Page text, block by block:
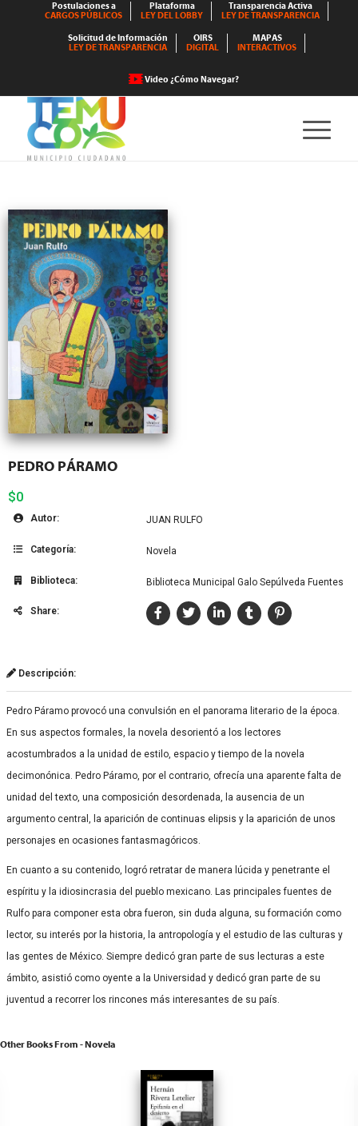
Postulaciones a
CARGOS PÚBLICOS
Plataforma
LEY DEL LOBBY
Transparencia Activa
LEY DE TRANSPARENCIA
Solicitud de Información
LEY DE TRANSPARENCIA
OIRS
DIGITAL
MAPAS
INTERACTIVOS
Video ¿Cómo Navegar?
PEDRO PÁRAMO
$0
Autor: JUAN RULFO
Categoría: Novela
Biblioteca: Biblioteca Municipal Galo Sepúlveda Fuentes
Share:
Descripción:
Pedro Páramo provocó una convulsión en el panorama literario de la época.
En sus aspectos formales, la novela desorientó a los lectores
acostumbrados a la unidad de estilo, espacio y tiempo de la novela
decimonónica. Pedro Páramo, por el contrario, ofrecía una aparente falta de
unidad del texto, una composición desordenada, la ausencia de un
argumento central, la aparición de continuas elipsis y la aparición de unos
personajes en ocasiones fantasmagóricos.
En cuanto a su contenido, logró retratar de manera lúcida y penetrante el
espíritu y la idiosincrasia del pueblo mexicano. Las principales fuentes de
Rulfo para componer esta obra fueron, sin duda alguna, su formación como
lector, su interés por la historia, la antropología y el estudio de las culturas y
las gentes de México. Siempre dedicó gran parte de sus lecturas a este
ámbito, asistió como oyente a la Universidad y dedicó gran parte de su
juventud a recorrer los rincones más interesantes de su país.
Other Books From - Novela